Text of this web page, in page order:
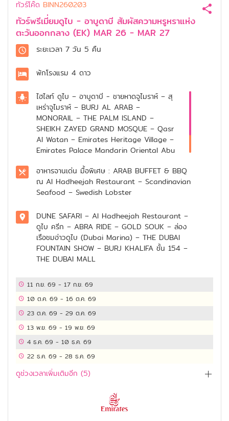
ทัวร์โค๊ด BINN260203
ทัวร์พรีเมี่ยมดูไบ - อาบูดาบี สัมผัสความหรูหราแห่ง
ตะวันออกกลาง (EK) MAR 26 - MAR 27
ระยะเวลา 7 วัน 5 คืน
พักโรงแรม 4 ดาว
ไฮไลท์ ดูไบ – อาบูดาบี - ชายหาดจูไมราห์ – สุ
เหร่าจูไมราห์ – BURJ AL ARAB –
MONORAIL – THE PALM ISLAND –
SHEIKH ZAYED GRAND MOSQUE – Qasr
Al Watan – Emirates Heritage Village –
Emirates Palace Mandarin Oriental Abu
MUSEUM OF THE FUTURE – ดูไบ เฟรม
อาหารจานเด่น มื้อพิเศษ : ARAB BUFFET & BBQ
ณ Al Hadheejah Restaurant – Scandinavian
Seafood – Swedish Lobster
DUNE SAFARI – Al Hadheejah Restaurant –
ดูไบ ครีก – ABRA RIDE – GOLD SOUK – ล่อง
เรือชมอ่าวดูไบ (Dubai Marina) – THE DUBAI
FOUNTAIN SHOW – BURJ KHALIFA ชั้น 154 –
THE DUBAI MALL
11 ก.ย. 69 - 17 ก.ย. 69
10 ต.ค. 69 - 16 ต.ค. 69
23 ต.ค. 69 - 29 ต.ค. 69
13 พ.ย. 69 - 19 พ.ย. 69
4 ธ.ค. 69 - 10 ธ.ค. 69
22 ธ.ค. 69 - 28 ธ.ค. 69
ดูช่วงเวลาเพิ่มเติมอีก (5)